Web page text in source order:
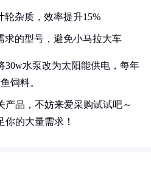
轮杂质，效率提升15%
求的型号，避免小马拉大车
30w水泵改为太阳能供电，每年
饲料。
产品，不妨来爱采购试试吧～
的大量需求！